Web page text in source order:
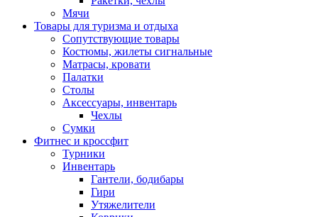
Мячи
Товары для туризма и отдыха
Сопутствующие товары
Костюмы, жилеты сигнальные
Матрасы, кровати
Палатки
Столы
Аксессуары, инвентарь
Чехлы
Сумки
Фитнес и кроссфит
Турники
Инвентарь
Гантели, бодибары
Гири
Утяжелители